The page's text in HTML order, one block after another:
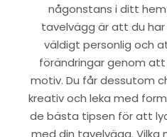
någonstans i ditt
tavelvägg är att du
väldigt personlig och
förändringar genom
motiv. Du får dessutom
kreativ och leka med
de bästa tipsen för att
med din tavelvägg. Vilka